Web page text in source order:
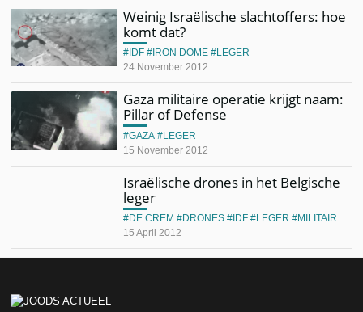
Weinig Israëlische slachtoffers: hoe
komt dat?
24 November 2012
IDF IRON DOME LEGER
Gaza militaire operatie krijgt naam:
Pillar of Defense
15 November 2012
GAZA LEGER
Israëlische drones in het Belgische
leger
15 April 2012
DE CREM DRONES IDF LEGER MILITAIR